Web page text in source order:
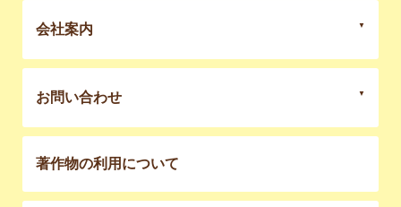
会社案内
お問い合わせ
著作物の利用について